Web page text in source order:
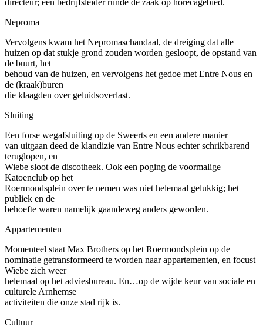
Neproma
Vervolgens kwam het Nepromaschandaal, de dreiging dat alle
huizen op dat stukje grond zouden worden gesloopt, de opstand van
de buurt, het
behoud van de huizen, en vervolgens het gedoe met Entre Nous en
de (kraak)buren
die klaagden over geluidsoverlast.
Sluiting
Een forse wegafsluiting op de Sweerts en een andere manier
van uitgaan deed de klandizie van Entre Nous echter schrikbarend
teruglopen, en
Wiebe sloot de discotheek. Ook een poging de voormalige
Katoenclub op het
Roermondsplein over te nemen was niet helemaal gelukkig; het
publiek en de
behoefte waren namelijk gaandeweg anders geworden.
Appartementen
Momenteel staat Max Brothers op het Roermondsplein op de
nominatie getransformeerd te worden naar appartementen, en focust
Wiebe zich weer
helemaal op het adviesbureau. En…op de wijde keur van sociale en
culturele Arnhemse
activiteiten die onze stad rijk is.
Cultuur